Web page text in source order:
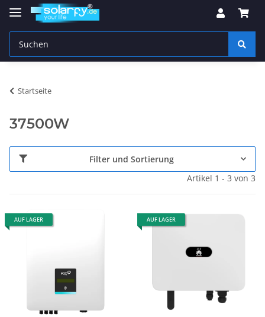
Startseite
37500W
Filter und Sortierung
Artikel 1 - 3 von 3
AUF LAGER AUF LAGER